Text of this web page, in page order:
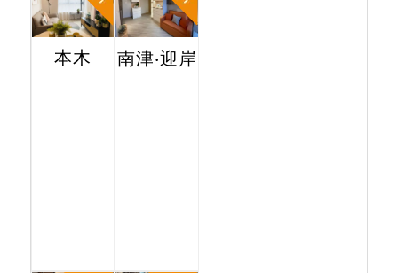
本木 南津‧迎岸